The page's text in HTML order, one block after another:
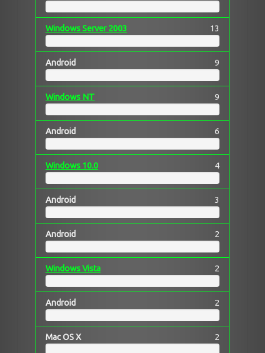
Windows Server 2003 13
Android 9
Windows NT 9
Android 6
Windows 10.0 4
Android 3
Android 2
Windows Vista 2
Android 2
Mac OS X 2